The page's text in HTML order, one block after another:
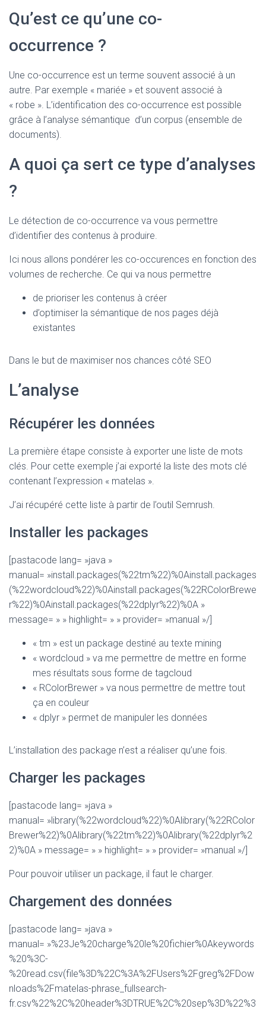
Qu’est ce qu’une co-
occurrence ?
Une co-occurrence est un terme souvent associé à un
autre. Par exemple « mariée » et souvent associé à
« robe ». L’identification des co-occurrence est possible
grâce à l’analyse sémantique d’un corpus (ensemble de
documents).
A quoi ça sert ce type d’analyses
?
Le détection de co-occurrence va vous permettre
d’identifier des contenus à produire.
Ici nous allons pondérer les co-occurences en fonction des
volumes de recherche. Ce qui va nous permettre
de prioriser les contenus à créer
d’optimiser la sémantique de nos pages déjà
existantes
Dans le but de maximiser nos chances côté SEO
L’analyse
Récupérer les données
La première étape consiste à exporter une liste de mots
clés. Pour cette exemple j’ai exporté la liste des mots clé
contenant l’expression « matelas ».
J’ai récupéré cette liste à partir de l’outil Semrush.
Installer les packages
[pastacode lang= »java »
manual= »install.packages(%22tm%22)%0Ainstall.packages
(%22wordcloud%22)%0Ainstall.packages(%22RColorBrewe
r%22)%0Ainstall.packages(%22dplyr%22)%0A »
message= » » highlight= » » provider= »manual »/]
« tm » est un package destiné au texte mining
« wordcloud » va me permettre de mettre en forme
mes résultats sous forme de tagcloud
« RColorBrewer » va nous permettre de mettre tout
ça en couleur
« dplyr » permet de manipuler les données
L’installation des package n’est a réaliser qu’une fois.
Charger les packages
[pastacode lang= »java »
manual= »library(%22wordcloud%22)%0Alibrary(%22RColor
Brewer%22)%0Alibrary(%22tm%22)%0Alibrary(%22dplyr%2
2)%0A » message= » » highlight= » » provider= »manual »/]
Pour pouvoir utiliser un package, il faut le charger.
Chargement des données
[pastacode lang= »java »
manual= »%23Je%20charge%20le%20fichier%0Akeywords
%20%3C-
%20read.csv(file%3D%22C%3A%2FUsers%2Fgreg%2FDow
nloads%2Fmatelas-phrase_fullsearch-
fr.csv%22%2C%20header%3DTRUE%2C%20sep%3D%22%3